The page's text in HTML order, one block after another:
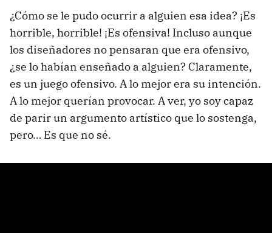
¿Cómo se le pudo ocurrir a alguien esa idea? ¡Es
horrible, horrible! ¡Es ofensiva! Incluso aunque
los diseñadores no pensaran que era ofensivo,
¿se lo habían enseñado a alguien? Claramente,
es un juego ofensivo. A lo mejor era su intención.
A lo mejor querían provocar. A ver, yo soy capaz
de parir un argumento artístico que lo sostenga,
pero… Es que no sé.